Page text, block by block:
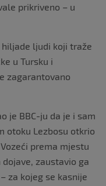
prikriveno – u
hiljade ljudi koji traže
u Tursku i
zagarantovano
je BBC-ju da je i sam
otoku Lezbosu otkrio
prema mjestu
zaustavio ga
za kojeg se kasnije